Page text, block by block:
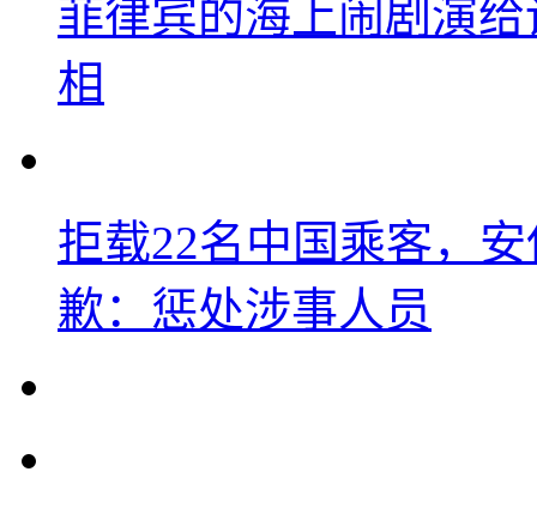
菲律宾的海上闹剧演
相
拒载22名中国乘客，
歉：惩处涉事人员